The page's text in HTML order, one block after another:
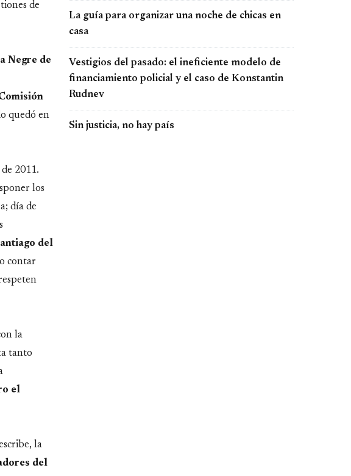
de
Negre de
quedó en
2011.
los
día de
del
contar
la
tanto
el
la
del
La guía para organizar una noche de chicas en
casa
Vestigios del pasado: el ineficiente modelo de
financiamiento policial y el caso de Konstantin
Rudnev
Sin justicia, no hay país